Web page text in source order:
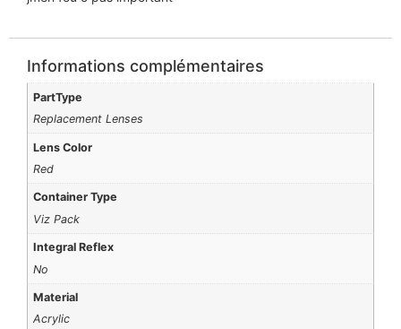
Informations complémentaires
PartType
Replacement Lenses
Lens Color
Red
Container Type
Viz Pack
Integral Reflex
No
Material
Acrylic